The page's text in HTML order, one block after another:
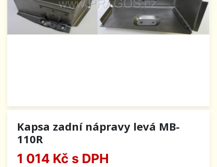
Kapsa zadní nápravy levá MB-
110R
1 014 Kč s DPH